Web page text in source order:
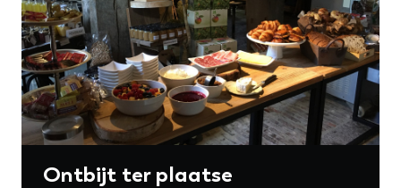
Ontbijt ter plaatse